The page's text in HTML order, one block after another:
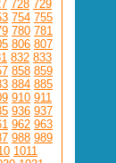
728 729
754 755
780 781
806 807
832 833
858 859
884 885
910 911
936 937
962 963
988 989
1011